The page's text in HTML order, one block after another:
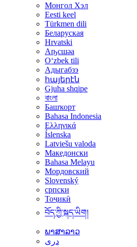
Монгол Хэл
Eesti keel
Türkmen dili
Беларуская
Hrvatski
Аҧсшәа
Oʻzbek tili
Адыгабзэ
հայերէն
Gjuha shqipe
বাংলা
Башҡорт
Bahasa Indonesia
Ελληνικά
Íslenska
Latviešu valoda
Македонски
Bahasa Melayu
Мордовский
Slovenský
српски
Тоҷикӣ
བོད་ཀྱི་སྐད་ཡིག།
ພາສາລາວ
دری